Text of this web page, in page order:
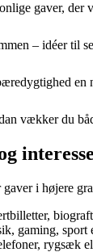
gaver, der
– idéer til
vækker du
i højere
gaming, sport
rygsæk